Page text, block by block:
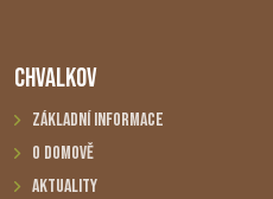
CHVALKOV
Základní informace
O domově
Aktuality